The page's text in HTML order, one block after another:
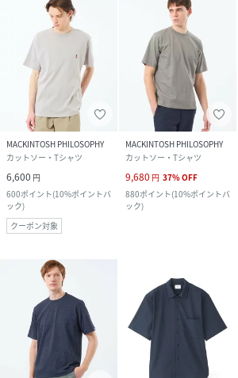
MACKINTOSH PHILOSOPHY
カットソー・Tシャツ
6,600 円
600ポイント(10%ポイントバ
ック)
クーポン対象
MACKINTOSH PHILOSOPHY
カットソー・Tシャツ
9,680 円 37%OFF
880ポイント(10%ポイントバ
ック)